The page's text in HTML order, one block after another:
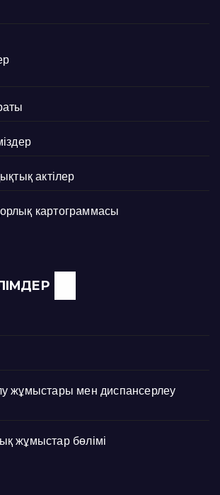
актілер
картограммасы
жұмыстары мен диспансерлеу
жұмыстар бөлімі